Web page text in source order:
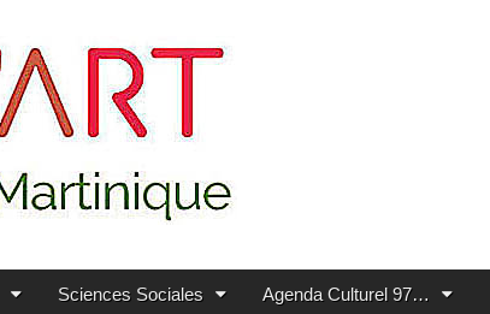
Sciences Sociales Agenda Culturel 97…